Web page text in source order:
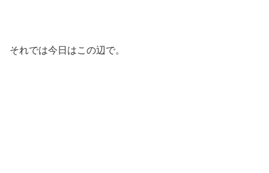
それでは今日はこの辺で。